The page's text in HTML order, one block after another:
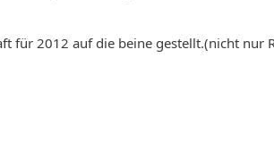
für 2012 auf die beine gestellt.(nicht nur